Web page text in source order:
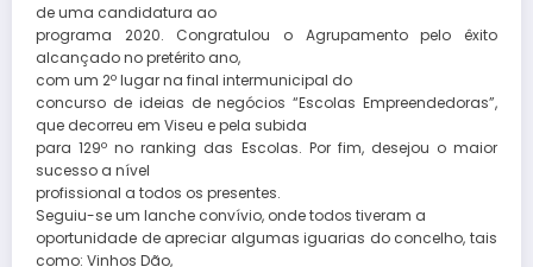
de uma candidatura ao
programa 2020. Congratulou o Agrupamento pelo êxito
alcançado no pretérito ano,
com um 2º lugar na final intermunicipal do
concurso de ideias de negócios “Escolas Empreendedoras”,
que decorreu em Viseu e pela subida
para 129º no ranking das Escolas. Por fim, desejou o maior
sucesso a nível
profissional a todos os presentes.
Seguiu-se um lanche convívio, onde todos tiveram a
oportunidade de apreciar algumas iguarias do concelho, tais
como: Vinhos Dão,